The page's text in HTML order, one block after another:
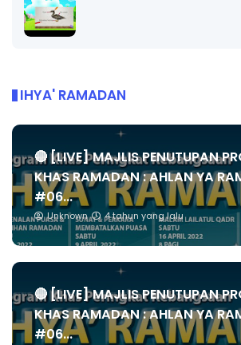
IHYA' RAMADAN
🔴 [LIVE] MAJLIS PENUTUPAN
KHAS RAMADAN : AHLAN YA
#06...
Unknown 4 tahun yang lalu
🔴 [LIVE] MAJLIS PENUTUPAN
KHAS RAMADAN : AHLAN YA
#06...